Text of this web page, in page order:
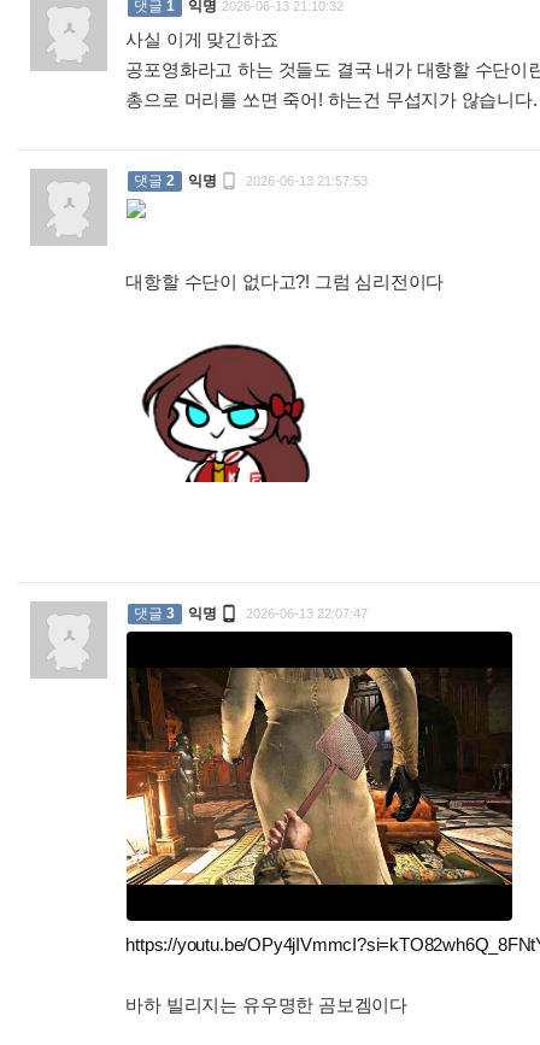
댓글 1 익명 2026-06-13 21:10:32
사실 이게 맞긴하죠
공포영화라고 하는 것들도 결국 내가 대항할 수단이
총으로 머리를 쏘면 죽어! 하는건 무섭지가 않습니다
댓글 2 익명  2026-06-13 21:57:53
대항할 수단이 없다고?! 그럼 심리전이다
댓글 3 익명  2026-06-13 22:07:47
https://youtu.be/
바하 빌리지는 유우명한 곰보겜이다